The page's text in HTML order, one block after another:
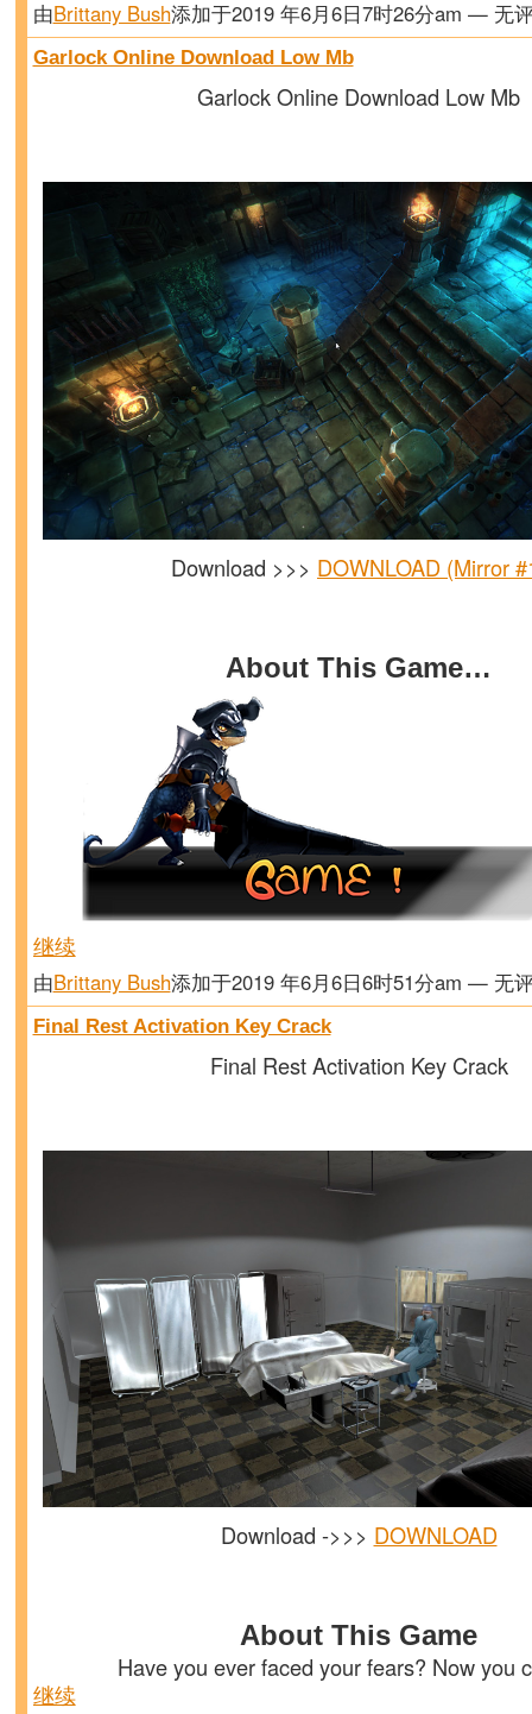
由Brittany Bush添加于2019 年6月6日7时26分am — 无
Garlock Online Download Low Mb
Garlock Online Download Low Mb
Download >>> DOWNLOAD (Mirror
About This Game…
继续
由Brittany Bush添加于2019 年6月6日6时51分am — 无
Final Rest Activation Key Crack
Final Rest Activation Key Crack
Download ->>> DOWNLOAD
About This Game
Have you ever faced your fears? Now you
继续